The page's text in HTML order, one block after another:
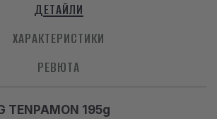
ДЕТАЙЛИ
ХАРАКТЕРИСТИКИ
РЕВЮТА
TENPAMON 195g